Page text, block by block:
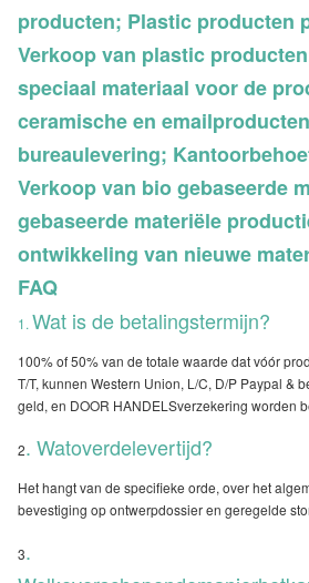
producten; Plastic producten
Verkoop van plastic
speciaal materiaal voor de
ceramische en
bureaulevering;
Verkoop van bio gebaseerde
gebaseerde materiële
ontwikkeling van nieuwe
FAQ
1. Wat is de betalingstermijn?
100% of 50% van de totale waarde dat vóór
T/T, kunnen Western Union, L/C, D/P Paypal &
geld, en DOOR HANDELSverzekering worden
2. Watoverdelevertijd?
Het hangt van de specifieke orde, over het
bevestiging op ontwerpdossier en geregelde
3.